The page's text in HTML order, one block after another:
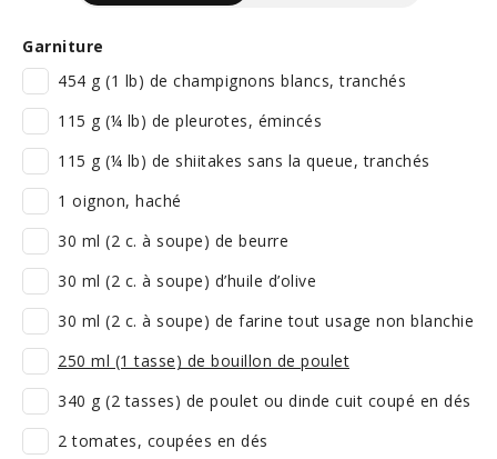
Garniture
454 g (1 lb) de champignons blancs, tranchés
115 g (¼ lb) de pleurotes, émincés
115 g (¼ lb) de shiitakes sans la queue, tranchés
1 oignon, haché
30 ml (2 c. à soupe) de beurre
30 ml (2 c. à soupe) d’huile d’olive
30 ml (2 c. à soupe) de farine tout usage non blanchie
250 ml (1 tasse) de bouillon de poulet
340 g (2 tasses) de poulet ou dinde cuit coupé en dés
2 tomates, coupées en dés